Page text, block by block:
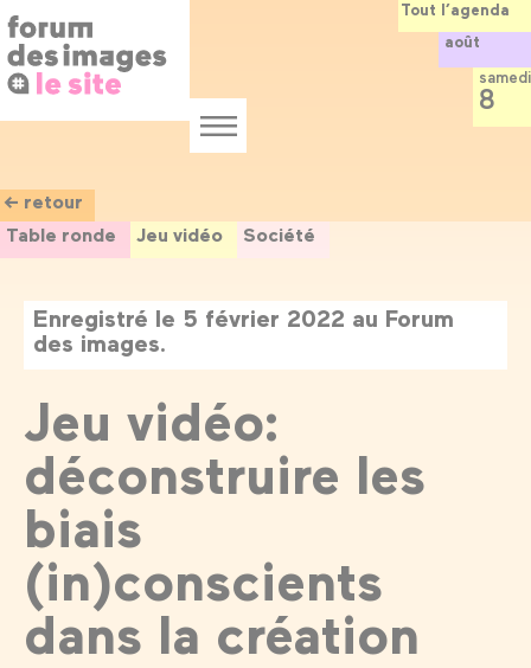
au
contenu
principal
Menu
← retour
Table ronde
Jeu vidéo Société
Enregistré le 5 février 2022 au Forum
des images.
Jeu vidéo:
déconstruire les
biais
(in)conscients
dans la création
Tout l’agenda
août
samedi
8